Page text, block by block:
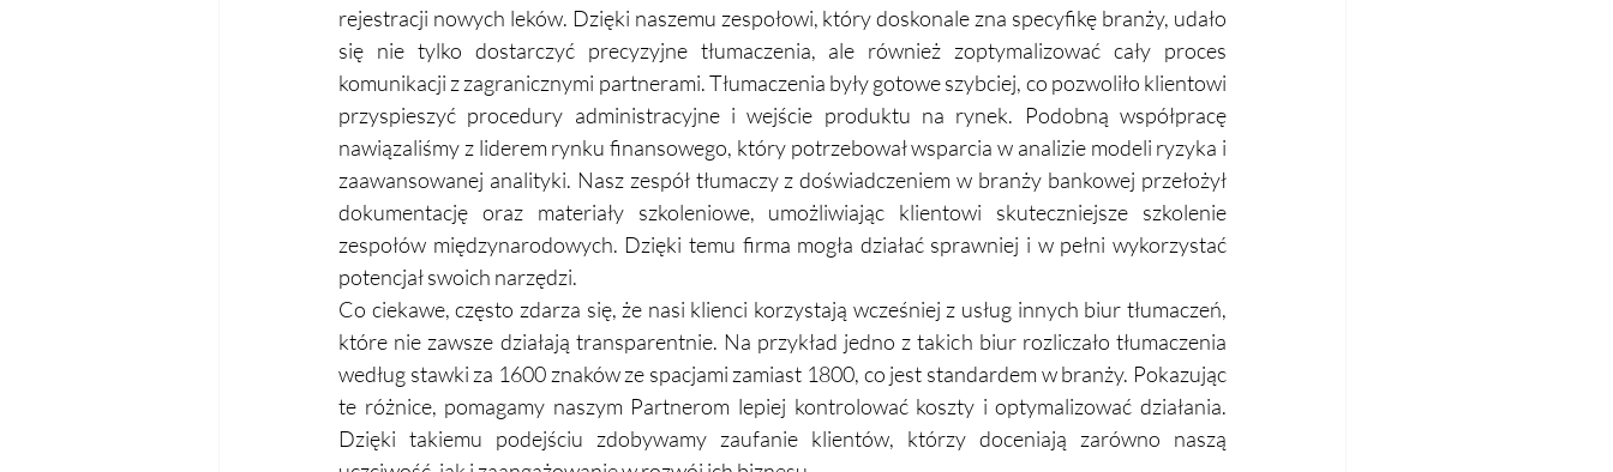
rejestracji nowych leków. Dzięki naszemu zespołowi, który doskonale zna specyfikę branży, udało
się nie tylko dostarczyć precyzyjne tłumaczenia, ale również zoptymalizować cały proces
komunikacji z zagranicznymi partnerami. Tłumaczenia były gotowe szybciej, co pozwoliło klientowi
przyspieszyć procedury administracyjne i wejście produktu na rynek. Podobną współpracę
nawiązaliśmy z liderem rynku finansowego, który potrzebował wsparcia w analizie modeli ryzyka i
zaawansowanej analityki. Nasz zespół tłumaczy z doświadczeniem w branży bankowej przełożył
dokumentację oraz materiały szkoleniowe, umożliwiając klientowi skuteczniejsze szkolenie
zespołów międzynarodowych. Dzięki temu firma mogła działać sprawniej i w pełni wykorzystać
potencjał swoich narzędzi.
Co ciekawe, często zdarza się, że nasi klienci korzystają wcześniej z usług innych biur tłumaczeń,
które nie zawsze działają transparentnie. Na przykład jedno z takich biur rozliczało tłumaczenia
według stawki za 1600 znaków ze spacjami zamiast 1800, co jest standardem w branży. Pokazując
te różnice, pomagamy naszym Partnerom lepiej kontrolować koszty i optymalizować działania.
Dzięki takiemu podejściu zdobywamy zaufanie klientów, którzy doceniają zarówno naszą